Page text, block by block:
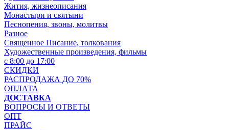
Жития, жизнеописания
Монастыри и святыни
Песнопения, звоны, молитвы
Разное
Священное Писание, толкования
Художественные произведения, фильмы
с 8:00 до 17:00
СКИДКИ
РАСПРОДАЖА ДО 70%
ОПЛАТА
ДОСТАВКА
ВОПРОСЫ И ОТВЕТЫ
ОПТ
ПРАЙС